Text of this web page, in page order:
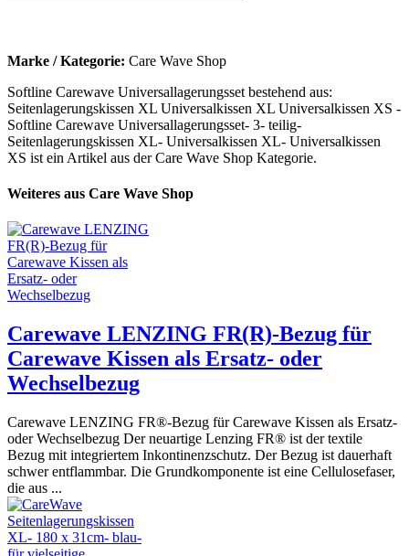
Marke / Kategorie: Care Wave Shop
Softline Carewave Universallagerungsset bestehend aus:
Seitenlagerungskissen XL Universalkissen XL Universalkissen XS -
Softline Carewave Universallagerungsset- 3- teilig-
Seitenlagerungskissen XL- Universalkissen XL- Universalkissen
XS ist ein Artikel aus der Care Wave Shop Kategorie.
Weiteres aus Care Wave Shop
Carewave LENZING FR(R)-Bezug für
Carewave Kissen als Ersatz- oder
Wechselbezug
Carewave LENZING FR®-Bezug für Carewave Kissen als Ersatz-
oder Wechselbezug Der neuartige Lenzing FR® ist der textile
Bezug mit integriertem Inkontinenzschutz. Der Bezug ist dauerhaft
schwer entflammbar. Die Grundkomponente ist eine Cellulosefaser,
die aus ...